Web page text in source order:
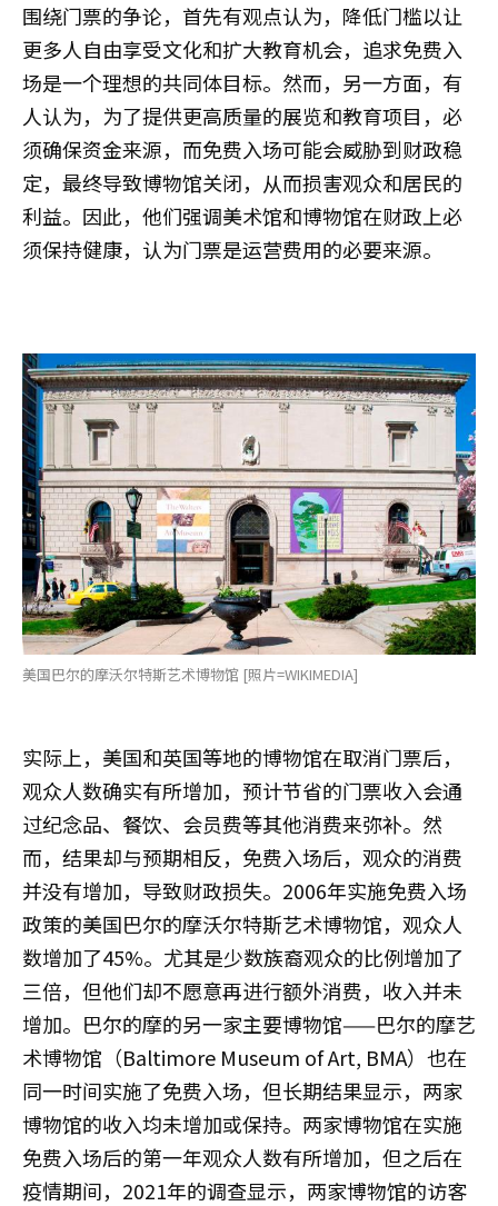
围绕门票的争论，首先有观点认为，降低门槛以让
更多人自由享受文化和扩大教育机会，追求免费入
场是一个理想的共同体目标。然而，另一方面，有
人认为，为了提供更高质量的展览和教育项目，必
须确保资金来源，而免费入场可能会威胁到财政稳
定，最终导致博物馆关闭，从而损害观众和居民的
利益。因此，他们强调美术馆和博物馆在财政上必
须保持健康，认为门票是运营费用的必要来源。
美国巴尔的摩沃尔特斯艺术博物馆 [照片=WIKIMEDIA]
实际上，美国和英国等地的博物馆在取消门票后，
观众人数确实有所增加，预计节省的门票收入会通
过纪念品、餐饮、会员费等其他消费来弥补。然
而，结果却与预期相反，免费入场后，观众的消费
并没有增加，导致财政损失。2006年实施免费入场
政策的美国巴尔的摩沃尔特斯艺术博物馆，观众人
数增加了45%。尤其是少数族裔观众的比例增加了
三倍，但他们却不愿意再进行额外消费，收入并未
增加。巴尔的摩的另一家主要博物馆——巴尔的摩艺
术博物馆（Baltimore Museum of Art, BMA）也在
同一时间实施了免费入场，但长期结果显示，两家
博物馆的收入均未增加或保持。两家博物馆在实施
免费入场后的第一年观众人数有所增加，但之后在
疫情期间，2021年的调查显示，两家博物馆的访客